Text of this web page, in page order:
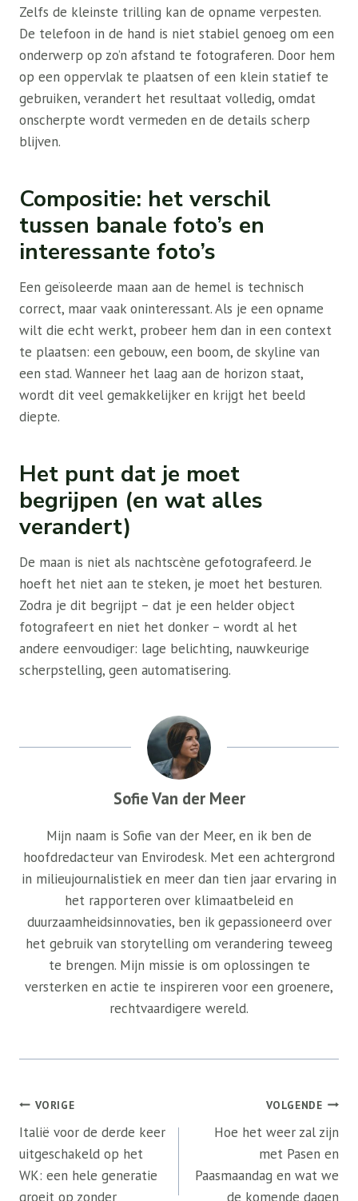
Zelfs de kleinste trilling kan de opname verpesten.
De telefoon in de hand is niet stabiel genoeg om een ​​
onderwerp op zo’n afstand te fotograferen. Door hem
op een oppervlak te plaatsen of een klein statief te
gebruiken, verandert het resultaat volledig, omdat
onscherpte wordt vermeden en de details scherp
blijven.
Compositie: het verschil
tussen banale foto’s en
interessante foto’s
Een geïsoleerde maan aan de hemel is technisch
correct, maar vaak oninteressant. Als je een opname
wilt die echt werkt, probeer hem dan in een context
te plaatsen: een gebouw, een boom, de skyline van
een stad. Wanneer het laag aan de horizon staat,
wordt dit veel gemakkelijker en krijgt het beeld
diepte.
Het punt dat je moet
begrijpen (en wat alles
verandert)
De maan is niet als nachtscène gefotografeerd. Je
hoeft het niet aan te steken, je moet het besturen.
Zodra je dit begrijpt – dat je een helder object
fotografeert en niet het donker – wordt al het
andere eenvoudiger: lage belichting, nauwkeurige
scherpstelling, geen automatisering.
Sofie Van der Meer
Mijn naam is Sofie van der Meer, en ik ben de
hoofdredacteur van Envirodesk. Met een achtergrond
in milieujournalistiek en meer dan tien jaar ervaring in
het rapporteren over klimaatbeleid en
duurzaamheidsinnovaties, ben ik gepassioneerd over
het gebruik van storytelling om verandering teweeg
te brengen. Mijn missie is om oplossingen te
versterken en actie te inspireren voor een groenere,
rechtvaardigere wereld.
Bericht
navigatie
VORIGE
Italië voor de derde keer
uitgeschakeld op het
WK: een hele generatie
groeit op zonder
VOLGENDE
Hoe het weer zal zijn
met Pasen en
Paasmaandag en wat we
de komende dagen